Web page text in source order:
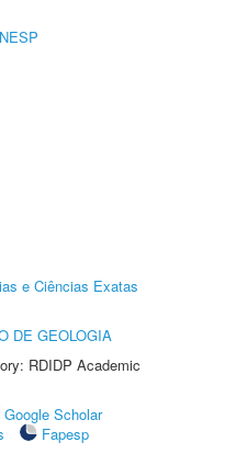
e Ciências Exatas
DE GEOLOGIA
RDIDP Academic
Google Scholar
Fapesp